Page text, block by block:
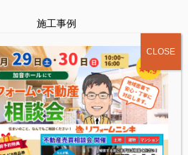
施工事例
お客様の声
基礎知識コラム
ご来店予約